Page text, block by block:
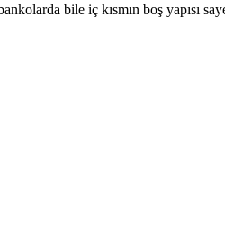
bile iç kısmın boş yapısı